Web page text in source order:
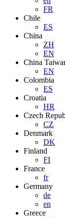
FR
Chile
ES
China
ZH
EN
China
EN
Colombia
ES
Croatia
HR
Czech
CZ
Denmark
DK
Finland
FI
France
fr
Germany
de
en
Greece